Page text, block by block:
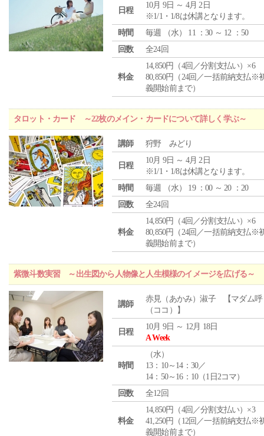
日程
10月 9日 ～ 4月 2日
※1/1・1/8は休講となります。
時間
毎週 （水） 11 ：30 ～ 12 ：50
回数
全24回
料金
14,850円（4回／分割支払い）×6
80,850円（24回／一括前納支払※
義開始前まで）
タロット・カード ～22枚のメイン・カードについて詳しく学ぶ～
講師 狩野 みどり
日程
10月 9日 ～ 4月 2日
※1/1・1/8は休講となります。
時間
毎週 （水） 19 ：00 ～ 20 ：20
回数
全24回
料金
14,850円（4回／分割支払い）×6
80,850円（24回／一括前納支払※
義開始前まで）
紫微斗数実習 ～出生図から人物像と人生模様のイメージを広げる～
講師
赤見（あかみ）淑子 【マダム呼
（ココ）】
日程
10月 9日 ～ 12月 18日
A Week
時間
（水）
13：10～14：30／
14：50～16：10（1日2コマ）
回数
全12回
料金
14,850円（4回／分割支払い）×3
41,250円（12回／一括前納支払※
義開始前まで）